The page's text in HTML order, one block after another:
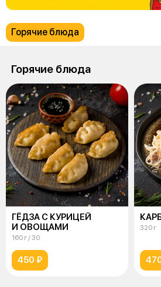
Горячие блюда
Горячие блюда
ГЁДЗА С КУРИЦЕЙ
И ОВОЩАМИ
160 г / 30
450 ₽
320 г